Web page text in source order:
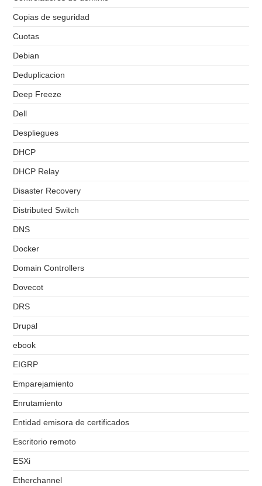
Copias de seguridad
Cuotas
Debian
Deduplicacion
Deep Freeze
Dell
Despliegues
DHCP
DHCP Relay
Disaster Recovery
Distributed Switch
DNS
Docker
Domain Controllers
Dovecot
DRS
Drupal
ebook
EIGRP
Emparejamiento
Enrutamiento
Entidad emisora de certificados
Escritorio remoto
ESXi
Etherchannel